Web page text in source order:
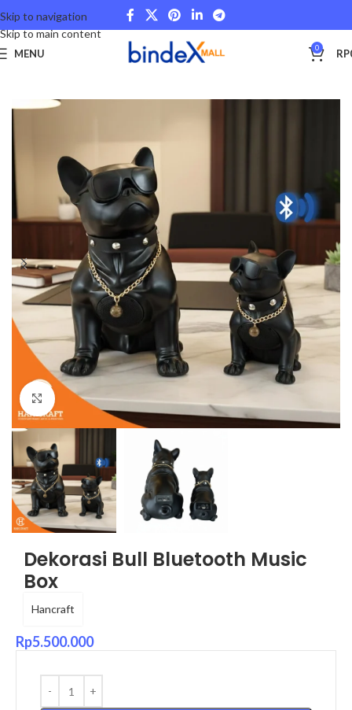
Skip to navigation
Skip to main content
MENU 0 RP
Beranda Interior & Furniture
Click to enlarge
Dekorasi Bull Bluetooth Music
Box
Hancraft
Rp5.500.000